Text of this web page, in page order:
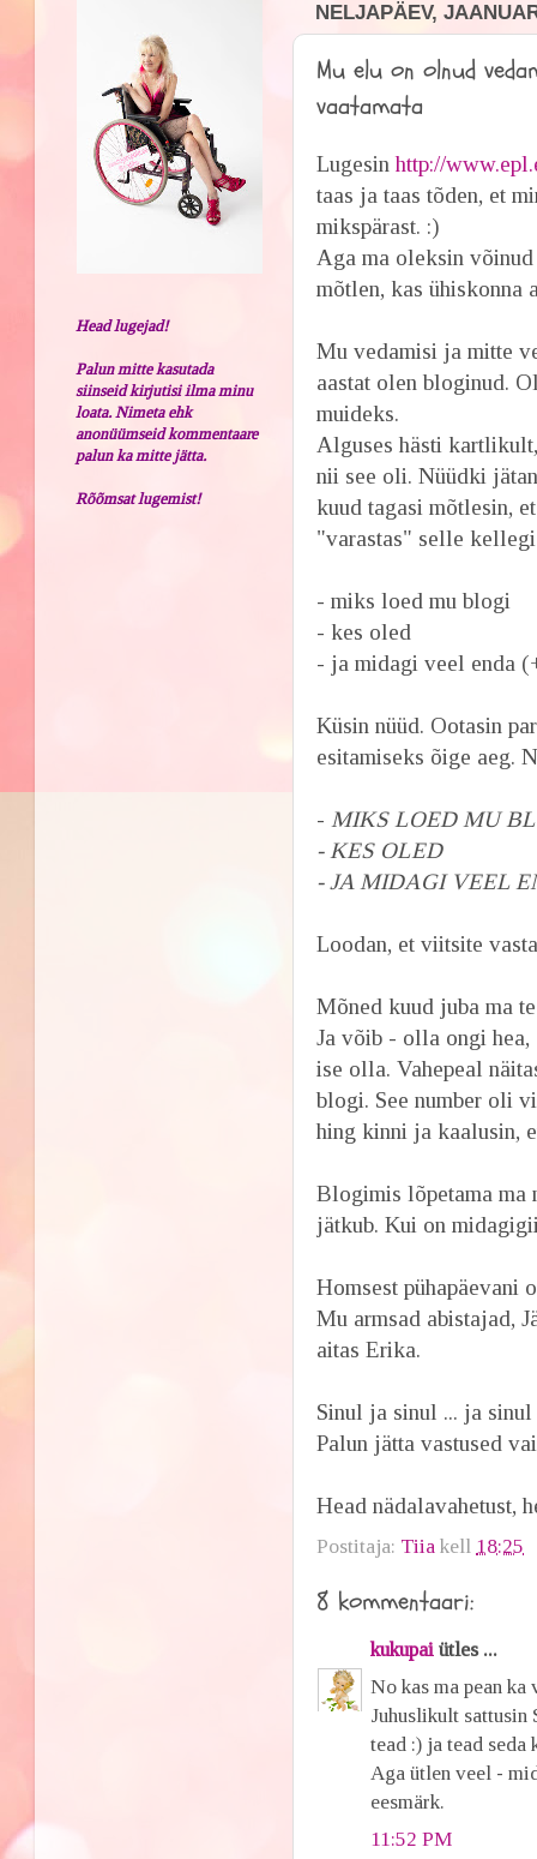
NELJAPÄEV,
Mu elu on olnud
vaatamata
Lugesinhttp://
taas ja taas tõden, et
mikspärast. :)
Aga ma oleksin
mõtlen, kas ühiskonna
Mu vedamisi ja mitte
aastat olen bloginud.
muideks.
Alguses hästi
nii see oli. Nüüdki
kuud tagasi mõtlesin,
"varastas" selle
- miks loed mu blogi
- kes oled
- ja midagi veel enda
Küsin nüüd. Ootasin
esitamiseks õige aeg.
- MIKS LOED MU
- KES OLED
- JA MIDAGI VEEL
Loodan, et viitsite
Mõned kuud juba ma
Ja võib - olla ongi hea,
ise olla. Vahepeal
blogi. See number oli
hing kinni ja kaalusin,
Blogimis lõpetama ma
jätkub. Kui on
Homsest pühapäevani
Mu armsad abistajad,
aitas Erika.
Sinul ja sinul ... ja
Palun jätta vastused
Head nädalavahetust,
Postitaja: Tiia kell 18:25
8 kommentaari:
kukupai ütles ...
No kas ma pean ka
Juhuslikult sattusin
tead :) ja tead seda
Aga ütlen veel -
eesmärk.
11:52 PM
Head lugejad!
Palun mitte kasutada
siinseid kirjutisi ilma minu
loata. Nimeta ehk
anonüümseid kommentaare
palun ka mitte jätta.
Rõõmsat lugemist!